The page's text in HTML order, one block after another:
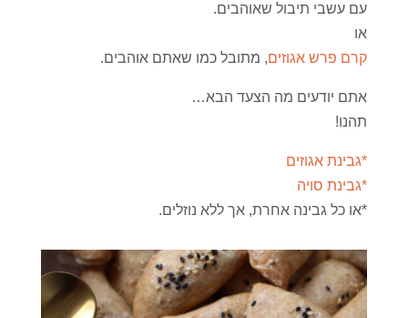
עם עשבי תיבול שאוהבים.
או
קרם פרש אגוזים, מתובל כמו שאתם אוהבים.
אתם יודעים מה הצעד הבא…
תהנו!
*גבינת אגוזים
*גבינת סויה
*או כל גבינה אחרת, אך ללא נוזלים.